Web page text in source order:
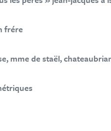
frére
mme de staël,